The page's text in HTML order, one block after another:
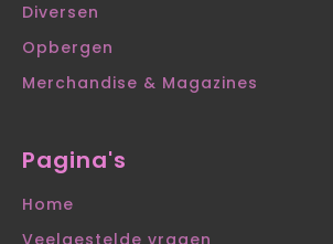
Diversen
Opbergen
Merchandise & Magazines
Pagina's
Home
Veelgestelde vragen